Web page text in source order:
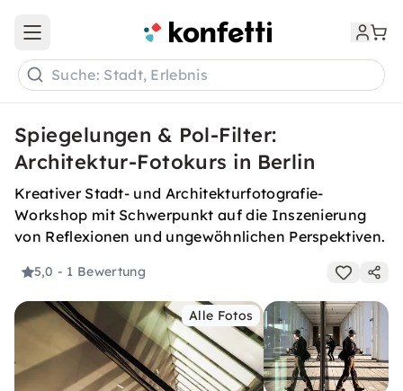
Open main menu
Suche: Stadt, Erlebnis
Spiegelungen & Pol-Filter:
Architektur-Fotokurs in Berlin
Kreativer Stadt- und Architekturfotografie-
Workshop mit Schwerpunkt auf die Inszenierung
von Reflexionen und ungewöhnlichen Perspektiven.
5,0 - 1 Bewertung
Alle Fotos